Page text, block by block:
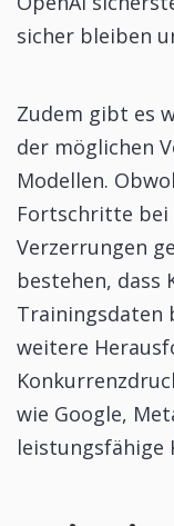
sicher bleiben
Zudem gibt es
der möglichen
Modellen.
Fortschritte bei
Verzerrungen
bestehen, dass
Trainingsdaten
weitere
wie Google,
leistungsfähige